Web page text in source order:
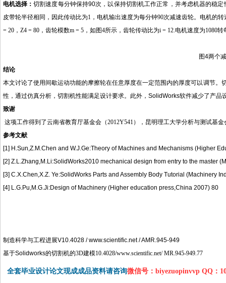
电机选择：切割速度每分钟保持90次，以保持切割机工作正常，并考虑机器的稳
皮带轮半径相同，因此传动比为1，电机输出速度为每分钟90次减速齿轮。电机的转
= 20， Z4 = 80，齿轮模数m = 5，如图4所示，齿轮传动比为i = 12.电机速度为1080转
图4两个
结论
本文讨论了使用间歇运动功能的摩擦轮在任意厚度在一定范围内的厚度可以调节。
性，通过仿真分析， 切割机性能满足设计要求。此外， SolidWorks软件减少了产品
致谢
这项工作得到了云南省教育厅基金会（2012Y541），昆明理工大学分析与测试基金
参考文献
[1] H.Sun,Z.M.Chen and W.J.Ge:Theory of Machines and Mechanisms (Higher
[2] Z.L.Zhang,M.Li:SolidWorks2010 mechanical design from entry to the master
[3] C.X.Chen,X.Z. Ye:SolidWorks Parts and Assembly Body Tutorial (Machinery
[4] L.G.Pu,M.G.Ji:Design of Machinery (Higher education press,China 2007) 80
制造科学与工程进展V10.4028 / www.scientific.net / AMR.945-949
基于Solidworks的切割机的3D建模10.4028/www.scientific.net/ MR.945-949.77
全套毕业设计论文现成成品资料请咨询微信号：biyezuopinvvp QQ